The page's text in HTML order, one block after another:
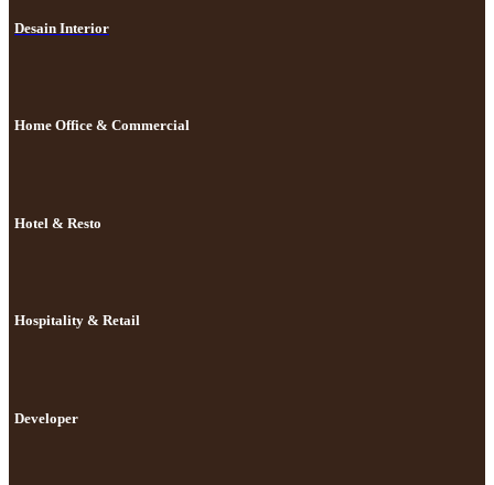
Desain Interior
Home Office & Commercial
Hotel & Resto
Hospitality & Retail
Developer